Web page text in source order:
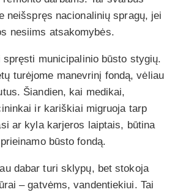
neišspręs nacionalinių spragų, jei
nesiims atsakomybės.
spręsti municipalinio būsto stygių.
turėjome manevrinį fondą, vėliau
Šiandien, kai medikai,
ir kariškiai migruoja tarp
ar kyla karjeros laiptais, būtina
būsto fondą.
dabar turi sklypų, bet stokoja
– gatvėms, vandentiekiui. Tai